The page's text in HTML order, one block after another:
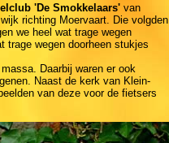
'De Smokkelaars' van
richting Moervaart. Die volgden
we heel wat trage wegen
trage wegen doorheen stukjes
Daarbij waren er ook
Naast de kerk van Klein-
van deze voor de fietsers